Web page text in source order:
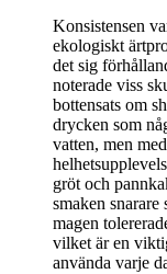
Konsistensen
ekologiskt
det sig
noterade viss
bottensats om
drycken som
vatten, men
gröt och
smaken
magen
vilket är en
använda varje